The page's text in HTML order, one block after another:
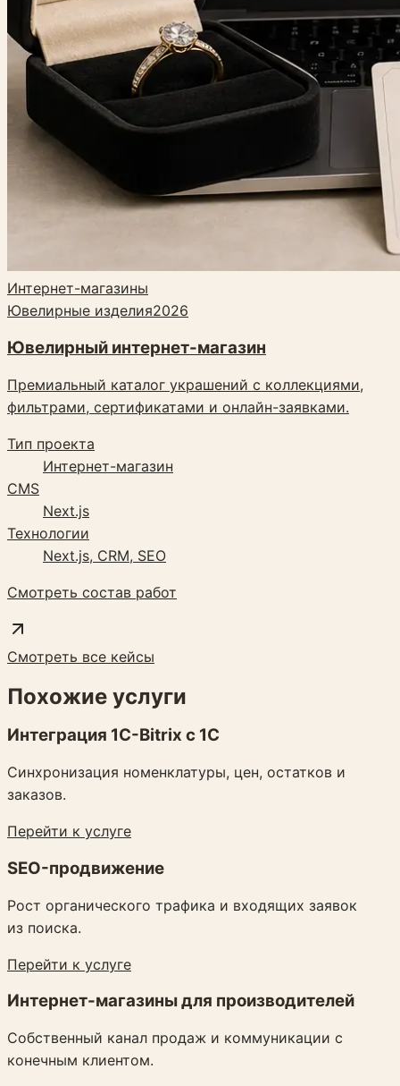
Интернет-магазины
Ювелирные изделия2026
Ювелирный интернет-магазин
Премиальный каталог украшений с коллекциями,
фильтрами, сертификатами и онлайн-заявками.
Тип проекта
Интернет-магазин
CMS
Next.js
Технологии
Next.js, CRM, SEO
Смотреть состав работ
Смотреть все кейсы
Похожие услуги
Интеграция 1C-Bitrix с 1С
Синхронизация номенклатуры, цен, остатков и
заказов.
Перейти к услуге
SEO-продвижение
Рост органического трафика и входящих заявок
из поиска.
Перейти к услуге
Интернет-магазины для производителей
Собственный канал продаж и коммуникации с
конечным клиентом.